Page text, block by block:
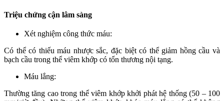
Triệu chứng cận lâm sàng
Xét nghiệm công thức máu:
Có thể có thiếu máu nhược sắc, đặc biệt có thể giảm hồng cầu và
bạch cầu trong thể viêm khớp có tổn thương nội tạng.
Máu lắng:
Thường tăng cao trong thể viêm khớp khởi phát hệ thống (50 – 100